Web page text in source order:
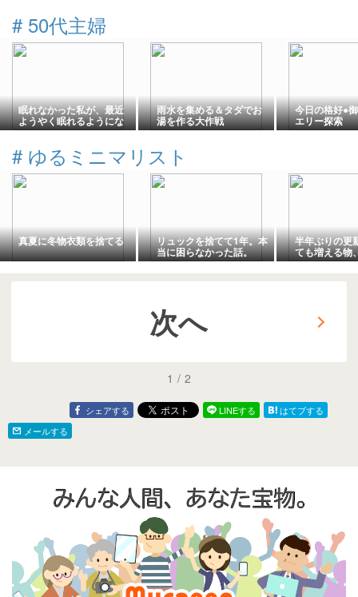
# 50代主婦
眠れなかった私が、最近
ようやく眠れるようにな
った
雨水を集める＆タダでお
湯を作る大作戦
今日の格好●
エリー探索
# ゆるミニマリスト
真夏に冬物衣類を捨てる リュックを捨てて1年。本
当に困らなかった話。
半年ぶりの更
ても増える物
断捨離を再開
次へ
1 / 2
シェアする LINEする
はてブする
メールする